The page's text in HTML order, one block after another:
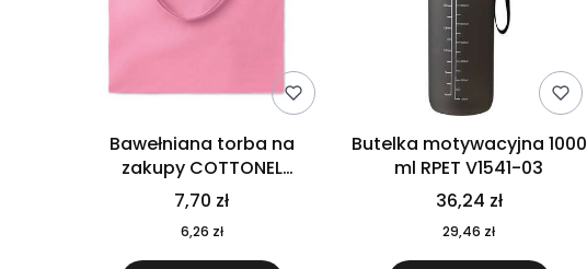
Bawełniana torba na
zakupy COTTONEL
COLOUR++ MO9846-11
7,70 zł
6,26 zł
Butelka motywacyjna 1000
ml RPET V1541-03
36,24 zł
29,46 zł